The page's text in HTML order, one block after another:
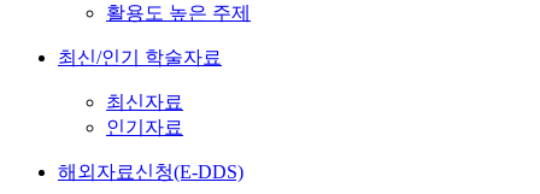
활용도 높은 주제
최신/인기 학술자료
최신자료
인기자료
해외자료신청(E-DDS)